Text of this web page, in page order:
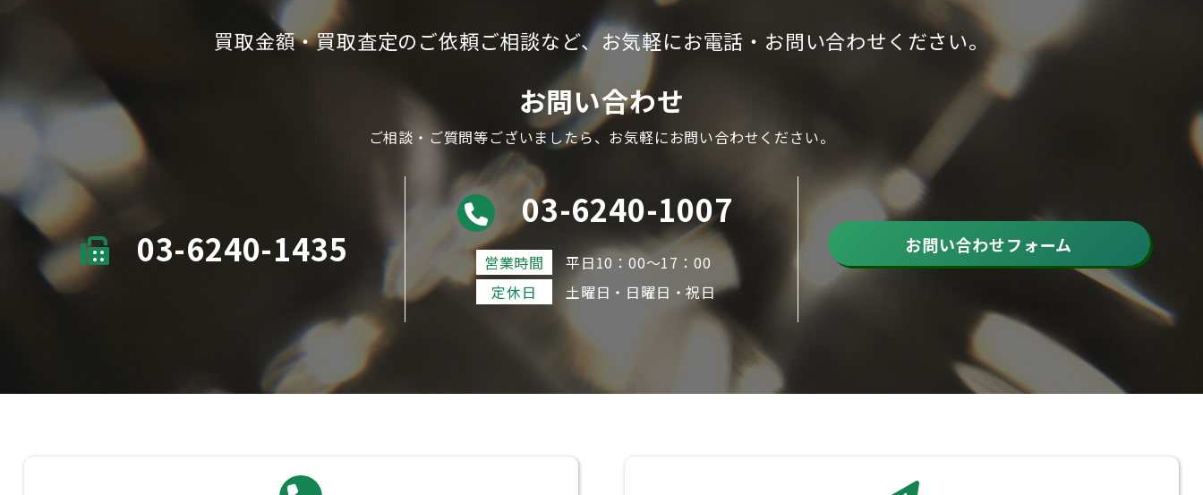
買取金額・買取査定のご依頼ご相談など、お気軽にお電話・お問い合わせください。
お問い合わせ
ご相談・ご質問等ございましたら、 お気軽にお問い合わせください。
03-6240-1435
03-6240-1007
営業時間
平日10：00～17：00
定休日
土曜日・日曜日・祝日
お問い合わせフォーム